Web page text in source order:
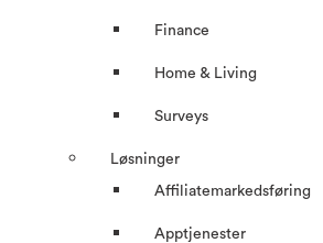
Finance
Home & Living
Surveys
Løsninger
Affiliatemarkedsføring
Apptjenester